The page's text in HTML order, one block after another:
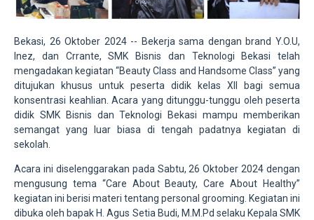
Bekasi, 26 Oktober 2024 -- Bekerja sama dengan brand Y.O.U,
Inez, dan Crrante, SMK Bisnis dan Teknologi Bekasi telah
mengadakan kegiatan “Beauty Class and Handsome Class” yang
ditujukan khusus untuk peserta didik kelas XII bagi semua
konsentrasi keahlian. Acara yang ditunggu-tunggu oleh peserta
didik SMK Bisnis dan Teknologi Bekasi mampu memberikan
semangat yang luar biasa di tengah padatnya kegiatan di
sekolah.
Acara ini diselenggarakan pada Sabtu, 26 Oktober 2024 dengan
mengusung tema “Care About Beauty, Care About Healthy”
kegiatan ini berisi materi tentang personal grooming. Kegiatan ini
dibuka oleh bapak H. Agus Setia Budi, M.M.Pd selaku Kepala SMK